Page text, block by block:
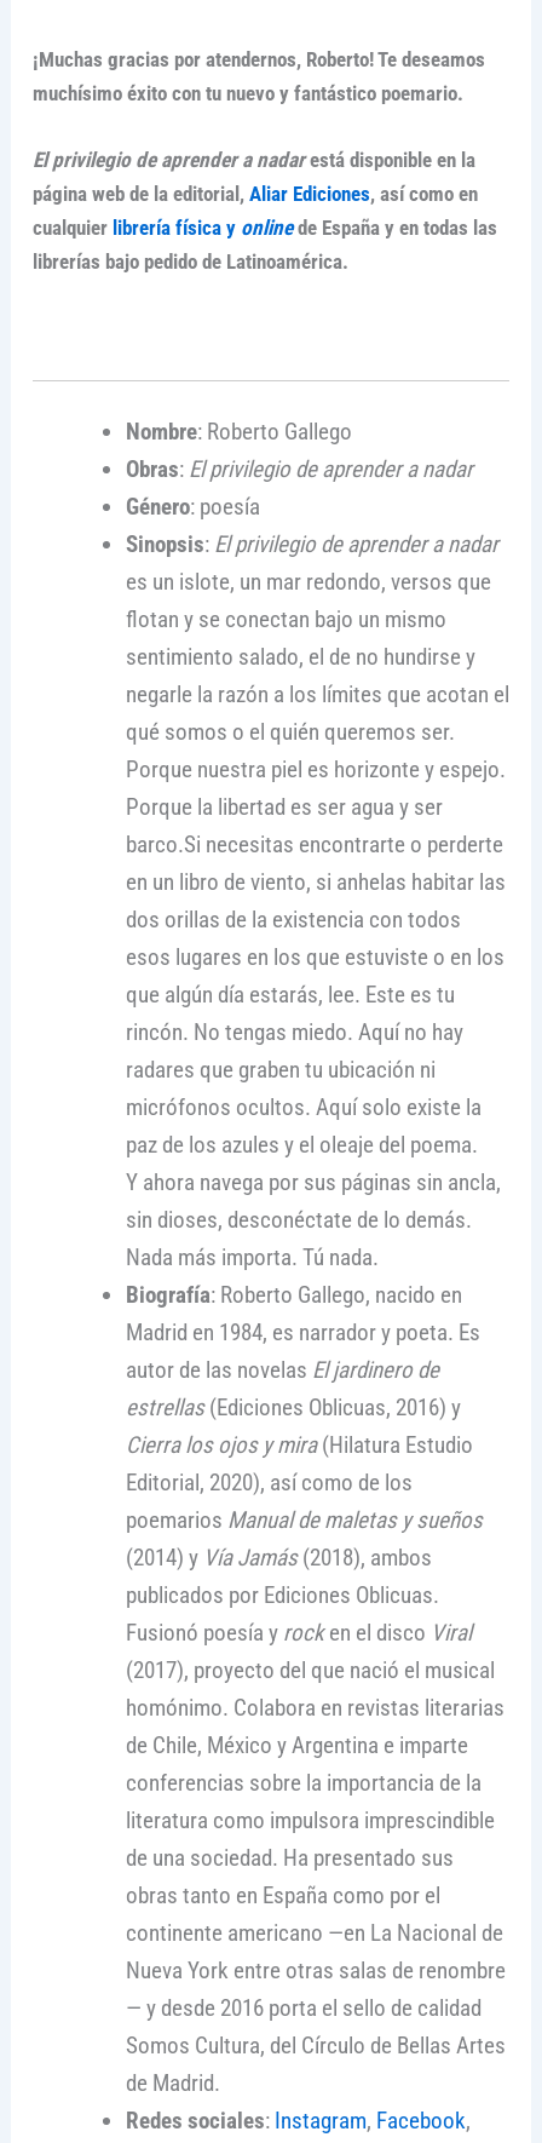
¡Muchas gracias por atendernos, Roberto! Te deseamos
muchísimo éxito con tu nuevo y fantástico poemario.
El privilegio de aprender a nadarestá disponible en la
página web de la editorial, Aliar Ediciones, así como en
cualquier librería física y online de España y en todas las
librerías bajo pedido de Latinoamérica.
Nombre: Roberto Gallego
Obras: El privilegio de aprender a nadar
Género: poesía
Sinopsis: El privilegio de aprender a nadar
es un islote, un mar redondo, versos que
flotan y se conectan bajo un mismo
sentimiento salado, el de no hundirse y
negarle la razón a los límites que acotan el
qué somos o el quién queremos ser.
Porque nuestra piel es horizonte y espejo.
Porque la libertad es ser agua y ser
barco.Si necesitas encontrarte o perderte
en un libro de viento, si anhelas habitar las
dos orillas de la existencia con todos
esos lugares en los que estuviste o en los
que algún día estarás, lee. Este es tu
rincón. No tengas miedo. Aquí no hay
radares que graben tu ubicación ni
micrófonos ocultos. Aquí solo existe la
paz de los azules y el oleaje del poema.
Y ahora navega por sus páginas sin ancla,
sin dioses, desconéctate de lo demás.
Nada más importa. Tú nada.
Biografía: Roberto Gallego, nacido en
Madrid en 1984, es narrador y poeta. Es
autor de las novelas El jardinero de
estrellas(Ediciones Oblicuas, 2016) y
Cierra los ojos y mira(Hilatura Estudio
Editorial, 2020), así como de los
poemarios Manual de maletas y sueños
(2014) y Vía Jamás(2018), ambos
publicados por Ediciones Oblicuas.
Fusionó poesía y rocken el disco Viral
(2017), proyecto del que nació el musical
homónimo. Colabora en revistas literarias
de Chile, México y Argentina e imparte
conferencias sobre la importancia de la
literatura como impulsora imprescindible
de una sociedad. Ha presentado sus
obras tanto en España como por el
continente americano —en La Nacional de
Nueva York entre otras salas de renombre
— y desde 2016 porta el sello de calidad
Somos Cultura, del Círculo de Bellas Artes
de Madrid.
Redes sociales: Instagram, Facebook,